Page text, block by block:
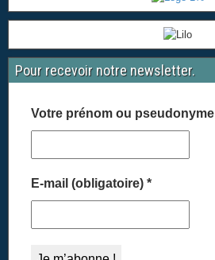
Pour recevoir notre newsletter.
Votre prénom ou pseudonyme
E-mail (obligatoire) *